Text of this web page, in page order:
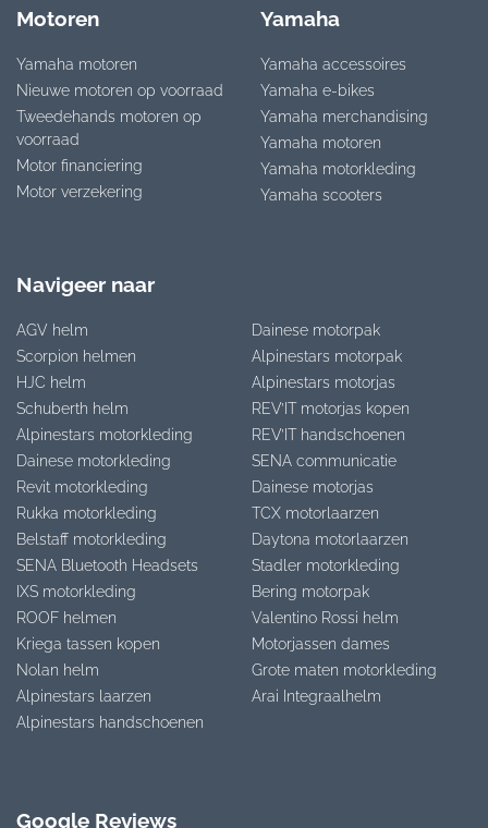
Motoren
Yamaha motoren
Nieuwe motoren op voorraad
Tweedehands motoren op
voorraad
Motor financiering
Motor verzekering
Yamaha
Yamaha accessoires
Yamaha e-bikes
Yamaha merchandising
Yamaha motoren
Yamaha motorkleding
Yamaha scooters
Navigeer naar
AGV helm
Scorpion helmen
HJC helm
Schuberth helm
Alpinestars motorkleding
Dainese motorkleding
Revit motorkleding
Rukka motorkleding
Belstaff motorkleding
SENA Bluetooth Headsets
IXS motorkleding
ROOF helmen
Kriega tassen kopen
Nolan helm
Alpinestars laarzen
Alpinestars handschoenen
Dainese motorpak
Alpinestars motorpak
Alpinestars motorjas
REV’IT motorjas kopen
REV’IT handschoenen
SENA communicatie
Dainese motorjas
TCX motorlaarzen
Daytona motorlaarzen
Stadler motorkleding
Bering motorpak
Valentino Rossi helm
Motorjassen dames
Grote maten motorkleding
Arai Integraalhelm
Google Reviews